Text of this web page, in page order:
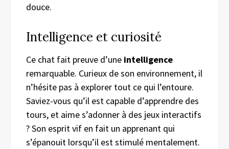
douce.
Intelligence et curiosité
Ce chat fait preuve d’une intelligence
remarquable. Curieux de son environnement, il
n’hésite pas à explorer tout ce qui l’entoure.
Saviez-vous qu’il est capable d’apprendre des
tours, et aime s’adonner à des jeux interactifs
? Son esprit vif en fait un apprenant qui
s’épanouit lorsqu’il est stimulé mentalement.